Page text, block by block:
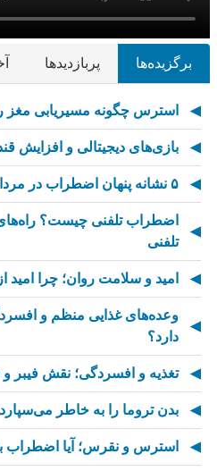
برگزیده‌ها پربازدیدها
استرس چگونه مسیریابی مغز
بازی‌های دیجیتالی و افزایش
۵ نشانه پنهان اضطراب در مردان که کمتر شناخته شده‌اند
اضطراب تلفنی چیست؟
تلفنی
امید و سلامت روان؛ چرا
وعده‌های غذایی منظم و
دارد؟
تغذیه و افسردگی؛ نقش فیبر
بدن تروما را به خاطر
استرس و نقرس؛ آیا